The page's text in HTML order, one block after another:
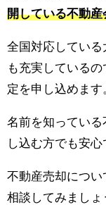
開している不動
全国対応している
も充実している
定を申し込めます
名前を知ってい
し込む方でも安心
不動産売却につ
相談してみましょ